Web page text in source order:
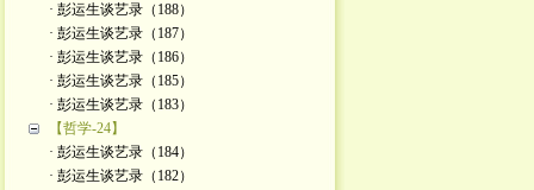
· 彭运生谈艺录（188）
· 彭运生谈艺录（187）
· 彭运生谈艺录（186）
· 彭运生谈艺录（185）
· 彭运生谈艺录（183）
【哲学-24】
· 彭运生谈艺录（184）
· 彭运生谈艺录（182）